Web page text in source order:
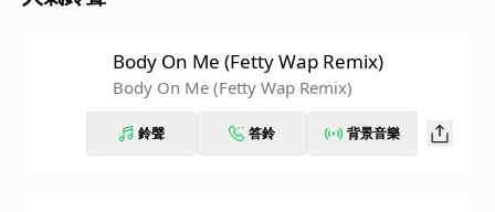
Body On Me (Fetty Wap Remix)
Body On Me (Fetty Wap Remix)
鈴聲 答鈴 背景音樂